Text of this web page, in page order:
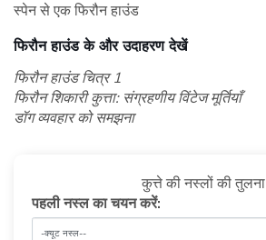
स्पेन से एक फिरौन हाउंड
फिरौन हाउंड के और उदाहरण देखें
फिरौन हाउंड चित्र 1
फिरौन शिकारी कुत्ता: संग्रहणीय विंटेज मूर्तियाँ
डॉग व्यवहार को समझना
कुत्ते की नस्लों की तुलना
पहली नस्ल का चयन करें: